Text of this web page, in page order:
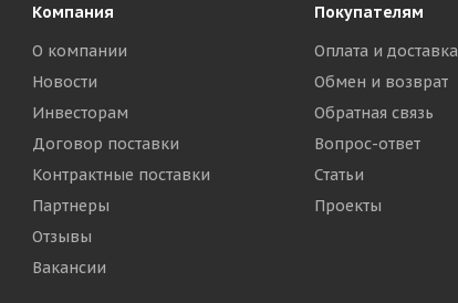
Компания
О компании
Новости
Инвесторам
Договор поставки
Контрактные поставки
Партнеры
Отзывы
Вакансии
Покупателям
Оплата и доставка
Обмен и возврат
Обратная связь
Вопрос-ответ
Статьи
Проекты